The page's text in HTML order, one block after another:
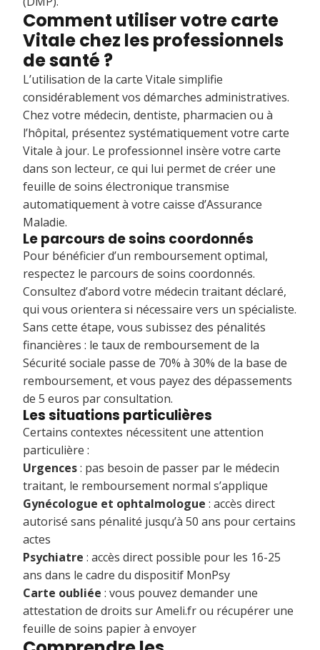
Comment utiliser votre carte
Vitale chez les professionnels
de santé ?
L’utilisation de la carte Vitale simplifie
considérablement vos démarches administratives.
Chez votre médecin, dentiste, pharmacien ou à
l’hôpital, présentez systématiquement votre carte
Vitale à jour. Le professionnel insère votre carte
dans son lecteur, ce qui lui permet de créer une
feuille de soins électronique transmise
automatiquement à votre caisse d’Assurance
Maladie.
Le parcours de soins coordonnés
Pour bénéficier d’un remboursement optimal,
respectez le parcours de soins coordonnés.
Consultez d’abord votre médecin traitant déclaré,
qui vous orientera si nécessaire vers un spécialiste.
Sans cette étape, vous subissez des pénalités
financières : le taux de remboursement de la
Sécurité sociale passe de 70% à 30% de la base de
remboursement, et vous payez des dépassements
de 5 euros par consultation.
Les situations particulières
Certains contextes nécessitent une attention
particulière :
Urgences: pas besoin de passer par le médecin
traitant, le remboursement normal s’applique
Gynécologue et ophtalmologue : accès direct
autorisé sans pénalité jusqu’à 50 ans pour certains
actes
Psychiatre : accès direct possible pour les 16-25
ans dans le cadre du dispositif MonPsy
Carte oubliée : vous pouvez demander une
attestation de droits sur Ameli.fr ou récupérer une
feuille de soins papier à envoyer